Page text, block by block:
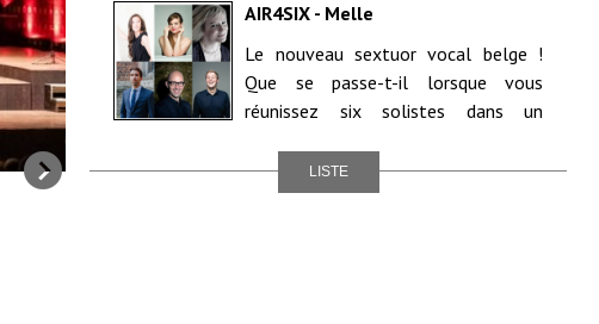
AIR4SIX - Melle
Le nouveau sextuor vocal belge !
Que se passe-t-il lorsque vous
réunissez six solistes dans un
sextet v...LISTE